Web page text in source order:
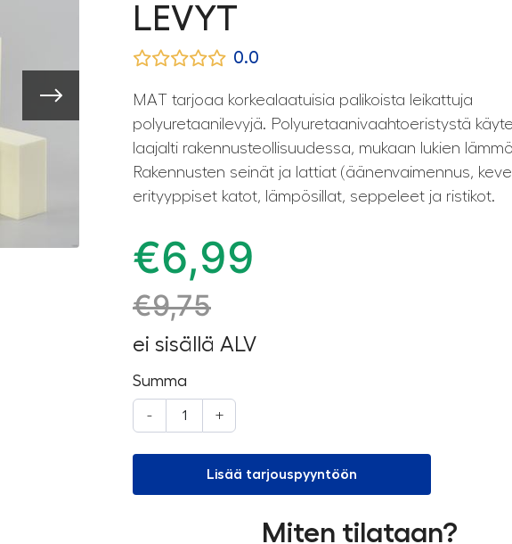
LEVYT
0.0
MAT tarjoaa korkealaatuisia palikoista leikattuja
polyuretaanilevyjä. Polyuretaanivaahtoeristystä
laajalti rakennusteollisuudessa, mukaan lukien
Rakennusten seinät ja lattiat (äänenvaimennus,
erityyppiset katot, lämpösillat, seppeleet ja ristikot.
€6,99
€9,75
ei sisällä ALV
Summa
- +
Lisää tarjouspyyntöön
Miten tilataan?